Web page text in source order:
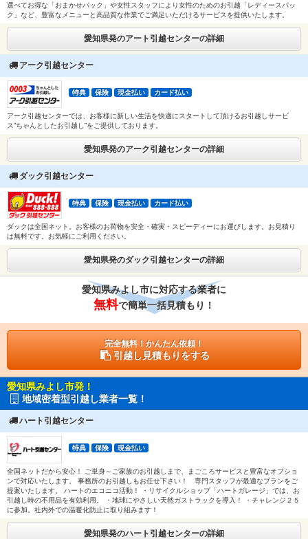
選べてお得な「おまかせパック」や女性スタッフにより女性のためのお引越「レディースパッ
ク」など、豊富なメニューと高品質な作業でご満足いただけるサービスを提供いたします。
愛知県発のアート引越センターの詳細
アーク引越センター
特典 保険 現金払い カード払い
アーク引越センターでは、お客様に新しい生活を快適にスタートして頂けるお引越しサービ
ス”ちゃんとしたお引越し”をご提供しております。
愛知県発のアーク引越センターの詳細
ダック引越センター
特典 保険 現金払い カード払い
ダックは全国ネット。お客様のお荷物を安全・確実・スピーディーにお運びします。お見積り
は無料です。お気軽にご利用ください。
愛知県発のダック引越センターの詳細
愛知県みよし市に対応する業者に
無料で簡単一括見積もり！
完全無料！かんたん依頼！
引越し見積もりをする
愛知県みよし市発！
地域密着型引越し業者一覧！
ハート引越センター
特典 保険 現金払い
全国ネットだから安心！ ご単身～ご家族のお引越しまで、まごころサービスと豊富なオプショ
ンで対応いたします。 事務所のお引越しもお任せ下さい！ 専門スタッフが最適なプランをご
提案いたします。 ハートのエコニコ活動！ ・リサイクルショップ「ハートガレージ」では、お
引越し時の不用品を有効利用。 ・地球にやさしい天然ガストラックを導入！ ・チャレンジ２５
に参加。社内外での温暖化防止に取り組みます！
愛知県発のハート引越センターの詳細